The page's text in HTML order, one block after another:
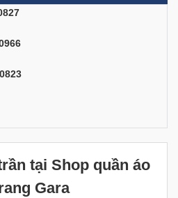
tại Shop quần áo
Gara